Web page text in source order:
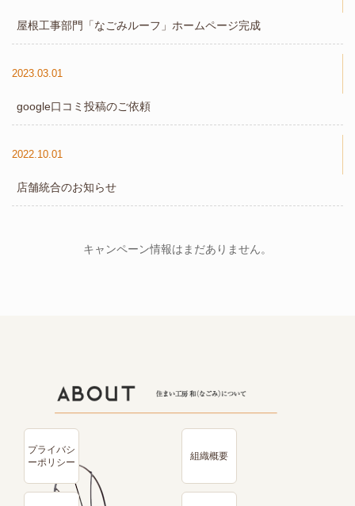
屋根工事部門「なごみルーフ」ホームページ完成
2023.03.01
google口コミ投稿のご依頼
2022.10.01
店舗統合のお知らせ
キャンペーン情報はまだありません。
プライバシ
ーポリシー
組織概要